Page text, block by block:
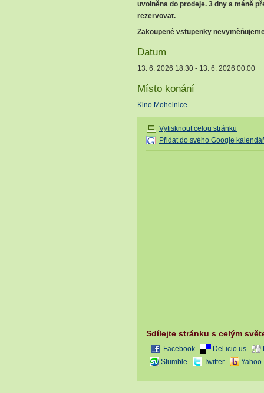
uvolněna do prodeje. 3 dny a méně
rezervovat.
Zakoupené vstupenky
Datum
13. 6. 2026 18:30 - 13. 6. 2026 00:00
Místo konání
Kino Mohelnice
Vytisknout celou stránku
Přidat do svého Google
Sdílejte stránku s celým
Facebook Del.icio.us
Stumble
Twitter Yahoo